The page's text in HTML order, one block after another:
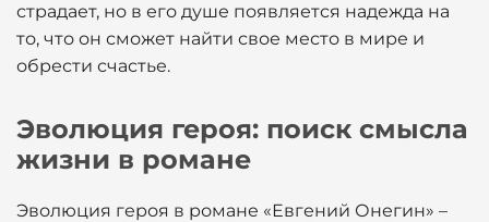
страдает, но в его душе появляется надежда на
то, что он сможет найти свое место в мире и
обрести счастье.
Эволюция героя: поиск смысла
жизни в романе
Эволюция героя в романе «Евгений Онегин» –